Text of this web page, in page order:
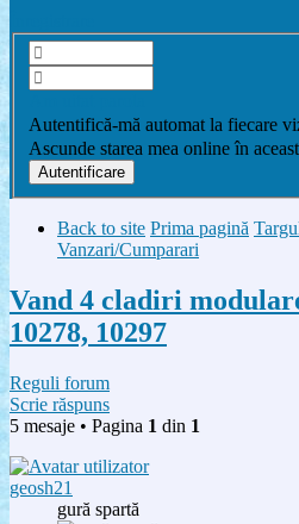
Autentifică-mă automat la fiecare
Ascunde starea mea online în
Back to site Prima pagină
Vanzari/Cumparari
Vand 4 cladiri
10278, 10297
Reguli forum
Scrie răspuns
5 mesaje • Pagina 1 din 1
geosh21
gură spartă